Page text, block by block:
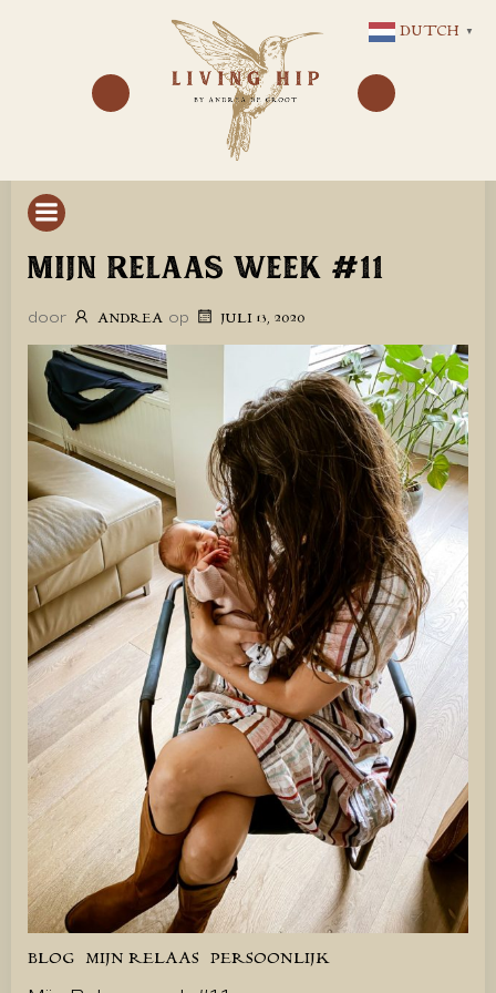
NAAR
DE
INHOUD
MIJN RELAAS WEEK #11
door ANDREA op JULI 13, 2020
BLOG MIJN RELAAS PERSOONLIJK
DUTCH ▼